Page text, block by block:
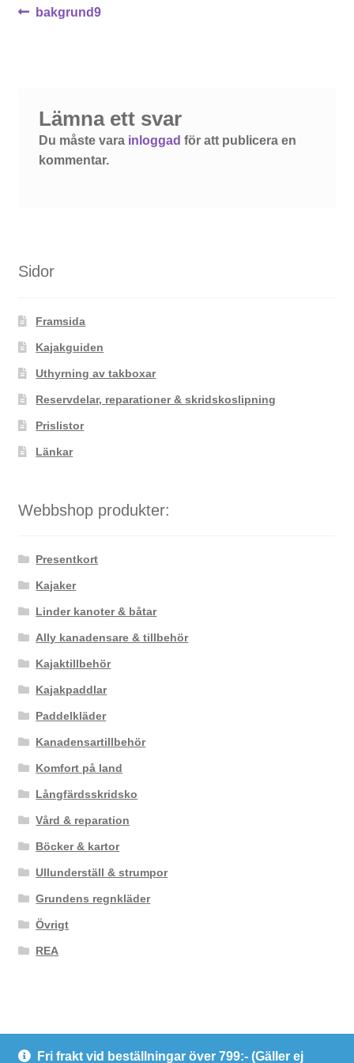
Fri frakt vid beställningar över 799:- (Gäller ej
Inläggsnavigering
Föregående
bakgrund9
Lämna ett svar
Du måste vara inloggad för att publicera en
kommentar.
Sidor
Framsida
Kajakguiden
Uthyrning av takboxar
Reservdelar, reparationer & skridskoslipning
Prislistor
Länkar
Webbshop produkter:
Presentkort
Kajaker
Linder kanoter & båtar
Ally kanadensare & tillbehör
Kajaktillbehör
Kajakpaddlar
Paddelkläder
Kanadensartillbehör
Komfort på land
Långfärdsskridsko
Vård & reparation
Böcker & kartor
Ullunderställ & strumpor
Grundens regnkläder
Övrigt
REA